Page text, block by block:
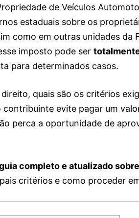
de Veículos
estaduais sobre os
como em outras unidades da
imposto pode ser
para determinados casos.
quais são os critérios
contribuinte evite pagar um
perca a oportunidade de
completo e atualizado
critérios e como proceder